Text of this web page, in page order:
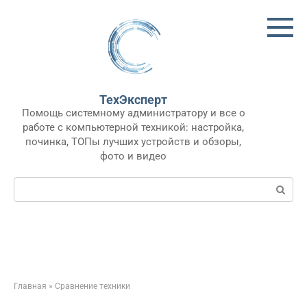
ТехЭксперт
Помощь системному администратору и все о
работе с компьютерной техникой: настройка,
починка, ТОПы лучших устройств и обзоры,
фото и видео
Поиск:
Главная » Сравнение техники